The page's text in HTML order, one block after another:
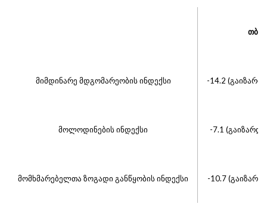
მიმდინარე მდგომარეობის ინდექსი -14.2
მოლოდინების ინდექსი -7.1
მომხმარებელთა ზოგადი განწყობის ინდექსი -10.7